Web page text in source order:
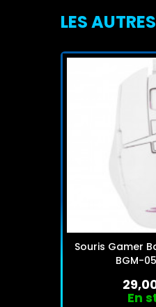
LES
Souris Gamer
BGM-
En